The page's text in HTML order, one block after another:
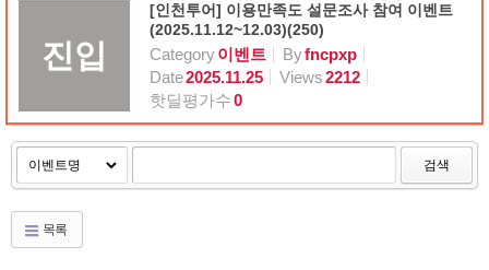
진입
[인천투어] 이용만족도 설문조사 참여 이벤트
(2025.11.12~12.03)(250)
Category이벤트 Byfncpxp
Date2025.11.25 Views2212
핫딜평가수0
검색
목록